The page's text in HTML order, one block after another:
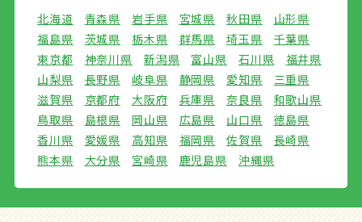
北海道 青森県 岩手県 宮城県 秋田県
山形県
福島県
茨城県 栃木県 群馬県 埼玉県
千葉県
東京都
神奈川県 新潟県 富山県 石川県
福井県
山梨県
長野県 岐阜県 静岡県 愛知県
三重県
滋賀県
京都府 大阪府 兵庫県 奈良県
和歌山県
鳥取県
島根県 岡山県 広島県 山口県
徳島県
香川県
愛媛県 高知県 福岡県 佐賀県
長崎県
熊本県
大分県 宮崎県 鹿児島県 沖縄県